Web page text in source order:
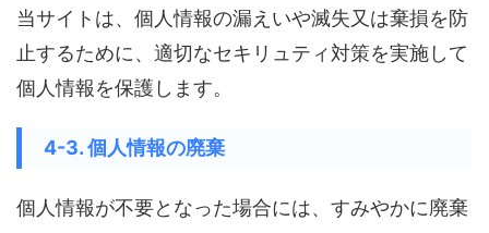
当サイトは、個人情報の漏えいや滅失又は棄損を防
止するために、適切なセキリュティ対策を実施して
個人情報を保護します。
4-3. 個人情報の廃棄
個人情報が不要となった場合には、すみやかに廃棄